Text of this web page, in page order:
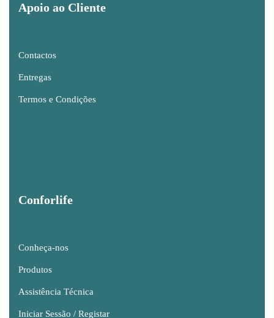
Apoio ao Cliente
Contactos
Entregas
Termos e Condições
Conforlife
Conheça-nos
Produtos
Assistência Técnica
Iniciar Sessão / Registar